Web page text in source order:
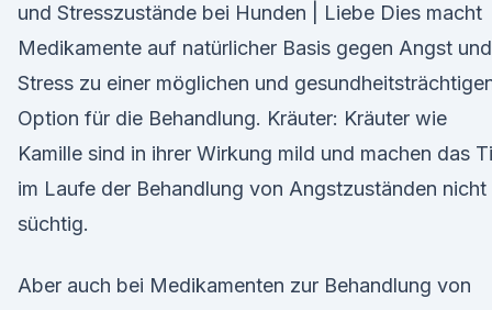
und Stresszustände bei Hunden | Liebe Dies macht
Medikamente auf natürlicher Basis gegen Angst und
Stress zu einer möglichen und
Option für die Behandlung. Kräuter: Kräuter wie
Kamille sind in ihrer Wirkung mild und machen das
im Laufe der Behandlung von Angstzuständen nicht
süchtig.
Aber auch bei Medikamenten zur Behandlung von